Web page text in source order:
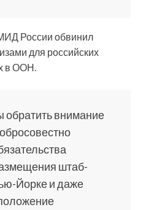
России обвинил
для российских
в ООН.
внимание
штаб-
Йорке и даже